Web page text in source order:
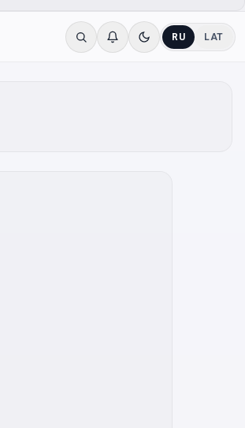
RU LAT